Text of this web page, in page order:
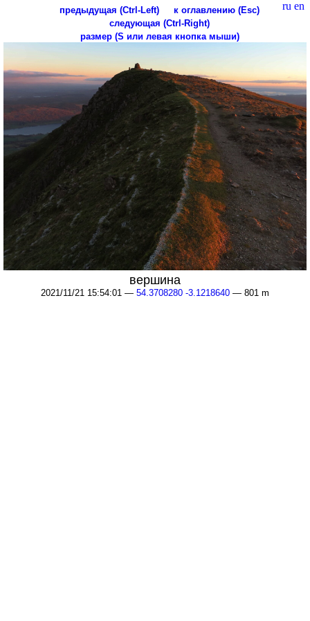
ru en
предыдущая (Ctrl-Left)
к оглавлению (Esc)
следующая (Ctrl-Right)
размер (S или левая кнопка мыши)
вершина
2021/11/21 15:54:01 — 54.3708280 -3.1218640 — 801 m